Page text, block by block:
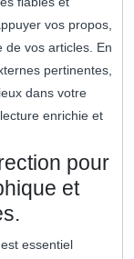
vos propos,
de vos articles. En
pertinentes,
dans votre
enrichie et
pour
et
essentiel